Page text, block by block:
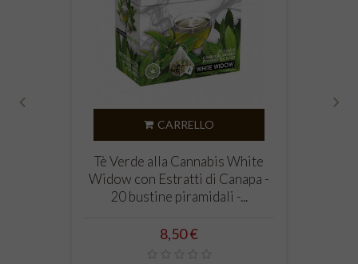
CARRELLO
Tè Verde alla Cannabis White
Widow con Estratti di Canapa -
20 bustine piramidali -...
Prezzo
8,50 €